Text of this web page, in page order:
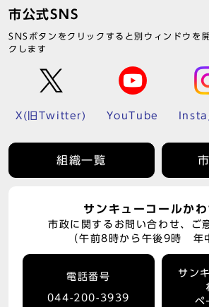
市公式SNS
SNSボタンをクリックすると別ウィンドウを
クします
X(旧Twitter) YouTube
組織一覧
サンキューコールかわ
市政に関するお問い合わせ、ご
（午前8時から午後9時 年
電話番号
044-200-3939
サン
ペ